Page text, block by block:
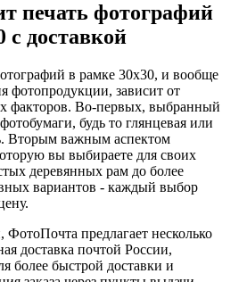
печать фотографий
с доставкой
в рамке 30х30, и вообще
фотопродукции, зависит от
факторов. Во-первых, выбранный
будь то глянцевая или
Вторым важным аспектом
вы выбираете для своих
деревянных рам до более
вариантов - каждый выбор
ФотоПочта предлагает несколько
доставка почтой России,
более быстрой доставки и